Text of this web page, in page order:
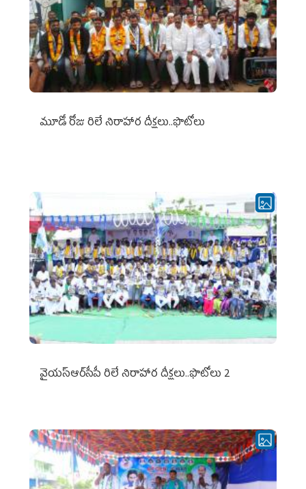
మూడో రోజు రిలే నిరాహార దీక్షలు..ఫొటోలు
వైయ‌స్ఆర్‌సీపీ రిలే నిరాహార దీక్షలు..ఫొటోలు 2